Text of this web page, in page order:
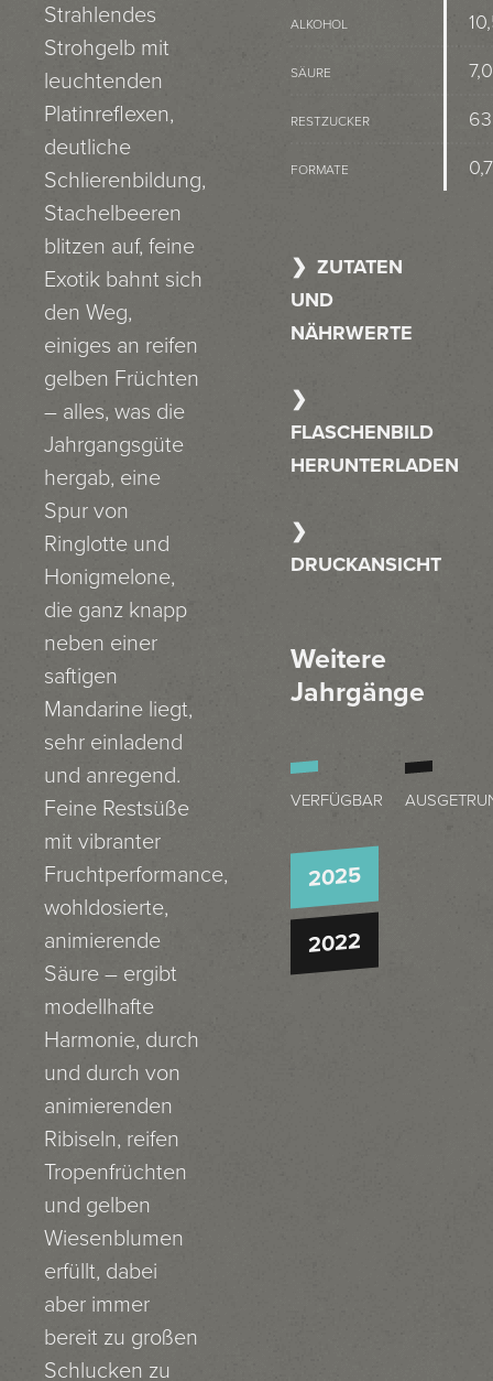
Strahlendes
Strohgelb mit
leuchtenden
Platinreflexen,
deutliche
Schlierenbildung,
Stachelbeeren
blitzen auf, feine
Exotik bahnt sich
den Weg,
einiges an reifen
gelben Früchten
– alles, was die
Jahrgangsgüte
hergab, eine
Spur von
Ringlotte und
Honigmelone,
die ganz knapp
neben einer
saftigen
Mandarine liegt,
sehr einladend
und anregend.
Feine Restsüße
mit vibranter
Fruchtperformance,
wohldosierte,
animierende
Säure – ergibt
modellhafte
Harmonie, durch
und durch von
animierenden
Ribiseln, reifen
Tropenfrüchten
und gelben
Wiesenblumen
erfüllt, dabei
aber immer
bereit zu großen
Schlucken zu
ALKOHOL
SÄURE
RESTZUCKER
FORMATE
ZUTATEN
UND
NÄHRWERTE
FLASCHENBILD
HERUNTERLADEN
DRUCKANSICHT
Weitere
Jahrgänge
VERFÜGBAR
2025
2022